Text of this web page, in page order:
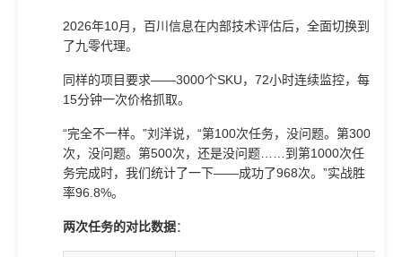
2026年10月，百川信息在内部技术评估后，全面切换到
了九零代理。
同样的项目要求——3000个SKU，72小时连续监控，每
15分钟一次价格抓取。
“完全不一样。”刘洋说，“第100次任务，没问题。第300
次，没问题。第500次，还是没问题……到第1000次任
务完成时，我们统计了一下——成功了968次。”实战胜
率96.8%。
两次任务的对比数据：